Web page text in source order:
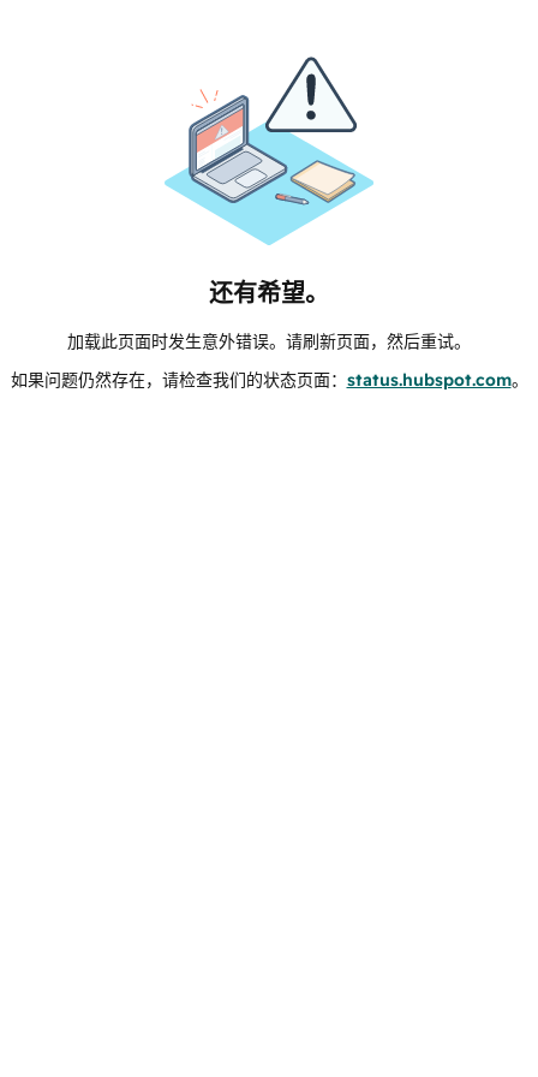
还有希望。
加载此页面时发生意外错误。请刷新页面，然后重试。
如果问题仍然存在，请检查我们的状态页面： status.hubspot.com。